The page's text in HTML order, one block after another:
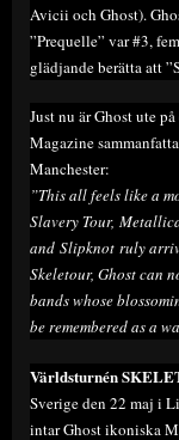
Avicii och Ghost).
”Prequelle” var #3,
glädjande berätta att
Just nu är Ghost ute
Magazine
Manchester:
”This all feels like a
Slavery Tour,
and Slipknot ruly
Skeletour, Ghost can
bands whose
be remembered as a
Världsturnén
Sverige den 22 maj i
intar Ghost ikoniska